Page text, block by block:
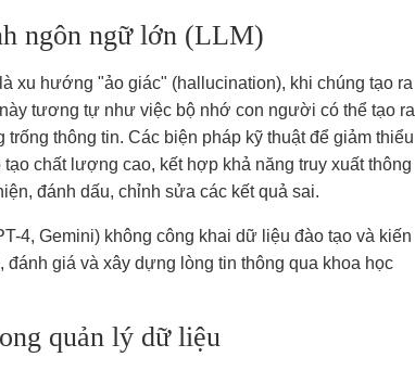
ngôn ngữ lớn (LLM)
xu hướng "ảo giác" (hallucination), khi chúng tạo ra
tương tự như việc bộ nhớ con người có thể tạo ra
thông tin. Các biện pháp kỹ thuật để giảm thiểu
chất lượng cao, kết hợp khả năng truy xuất thông
đánh dấu, chỉnh sửa các kết quả sai.
4, Gemini) không công khai dữ liệu đào tạo và kiến
đánh giá và xây dựng lòng tin thông qua khoa học
quản lý dữ liệu